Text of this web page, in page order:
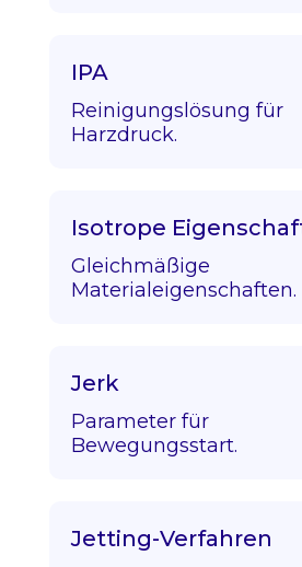
IPA
Reinigungslösung für
Harzdruck.
Isotrope
Gleichmäßige
Materialeigenschaften.
Jerk
Parameter für
Bewegungsstart.
Jetting-Verfahren